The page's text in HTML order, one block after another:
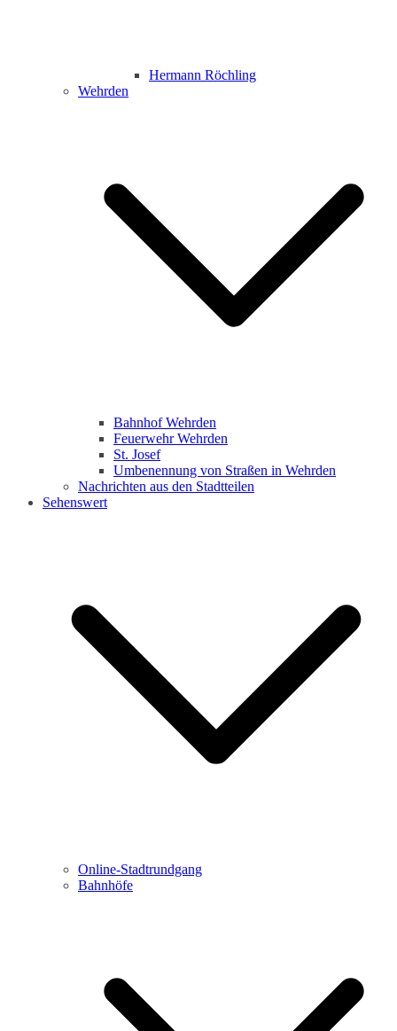
Hermann Röchling
Wehrden
Bahnhof Wehrden
Feuerwehr Wehrden
St. Josef
Umbenennung von Straßen in Wehrden
Nachrichten aus den Stadtteilen
Sehenswert
Online-Stadtrundgang
Bahnhöfe